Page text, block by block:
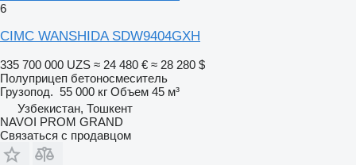
6
CIMC WANSHIDA SDW9404GXH
335 700 000 UZS ≈ 24 480 € ≈ 28 280 $
Полуприцеп бетоносмеситель
Грузопод. 55 000 кг Объем 45 м³
Узбекистан, Тошкент
NAVOI PROM GRAND
Связаться с продавцом